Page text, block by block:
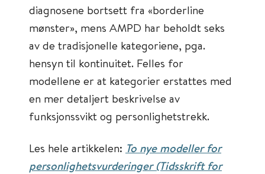
diagnosene bortsett fra «borderline
mønster», mens AMPD har beholdt seks
av de tradisjonelle kategoriene, pga.
hensyn til kontinuitet. Felles for
modellene er at kategorier erstattes med
en mer detaljert beskrivelse av
funksjonssvikt og personlighetstrekk.
Les hele artikkelen: To nye modeller for
personlighetsvurderinger (Tidsskrift for